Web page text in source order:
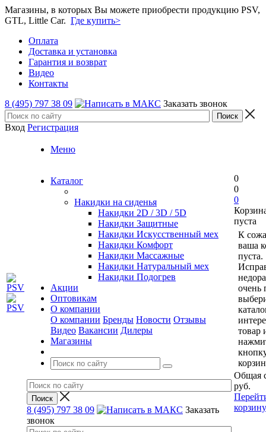
Магазины, в которых Вы можете приобрести продукцию PSV,
GTL, Little Car. Где купить>
Оплата
Доставка и установка
Гарантия и возврат
Видео
Контакты
8 (495) 797 38 09
Заказать звонок
Вход Регистрация
Меню
Каталог
Накидки на сиденья
Накидки 2D / 3D / 5D
Накидки Защитные
Накидки Искусственный мех
Накидки Комфорт
Накидки Массажные
Накидки Натуральный мех
Накидки Подогрев
Акции
Оптовикам
О компании
О компании Бренды Новости Отзывы
Видео Вакансии Дилеры
Магазины
8 (495) 797 38 09
Заказать
звонок
0
0
0
пуста
К
ваша
пуста.
очень
товар
Общая
руб.
корзину